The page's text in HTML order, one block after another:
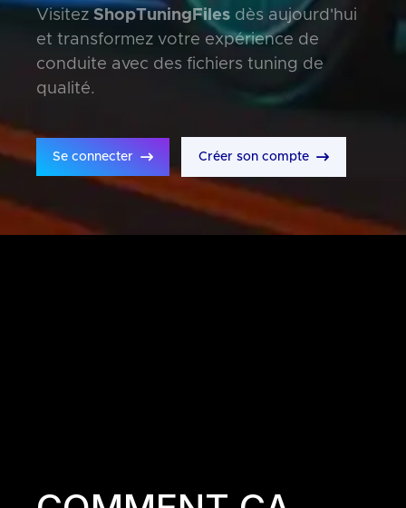
VisitezShopTuningFiles dès aujourd'hui
et transformez votre expérience de
conduite avec des fichiers tuning de
qualité.
Se connecter Créer son compte